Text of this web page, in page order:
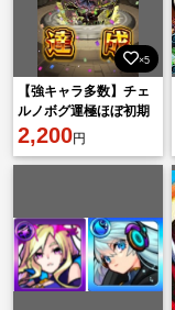
×5
【強キャラ多数】チェ
ルノボグ運極ほぼ初期
アカウント‼️呪術廻戦コ
ンプ
2,200円